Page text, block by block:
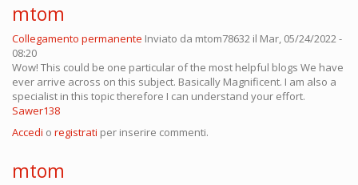
mtom
Collegamento permanente Inviato da mtom78632 il Mar, 05/24/2022 -
08:20
Wow! This could be one particular of the most helpful blogs We have
ever arrive across on this subject. Basically Magnificent. I am also a
specialist in this topic therefore I can understand your effort.
Sawer138
Accedi o registrati per inserire commenti.
mtom